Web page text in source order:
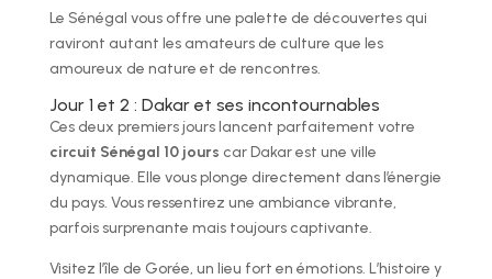
Le Sénégal vous offre une palette de découvertes qui
raviront autant les amateurs de culture que les
amoureux de nature et de rencontres.
Jour 1 et 2 : Dakar et ses incontournables
Ces deux premiers jours lancent parfaitement votre
circuit Sénégal 10 jours car Dakar est une ville
dynamique. Elle vous plonge directement dans l’énergie
du pays. Vous ressentirez une ambiance vibrante,
parfois surprenante mais toujours captivante.
Visitez l’île de Gorée, un lieu fort en émotions. L’histoire y